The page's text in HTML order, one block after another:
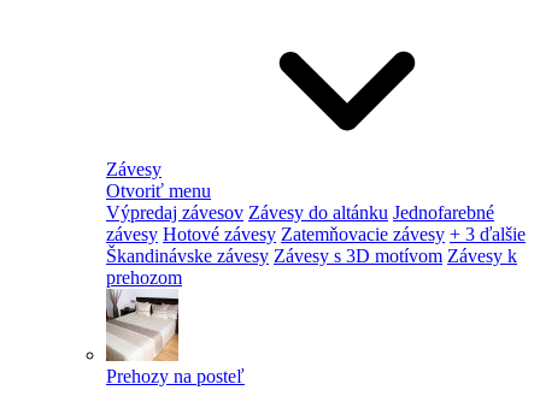
Závesy
Otvoriť menu
Výpredaj závesov Závesy do altánku Jednofarebné
závesy Hotové závesy Zatemňovacie závesy + 3 ďalšie
Škandinávske závesy Závesy s 3D motívom Závesy k
prehozom
Prehozy na posteľ